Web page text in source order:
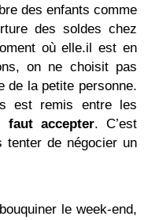
des enfants comme
des soldes chez
où elle.il est en
on ne choisit pas
de la petite personne.
est remis entre les
faut accepter. C’est
tenter de négocier un
le week-end,